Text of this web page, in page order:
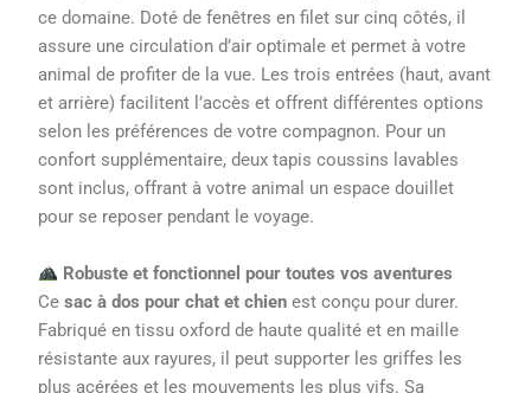
ce domaine. Doté de fenêtres en filet sur cinq côtés, il
assure une circulation d’air optimale et permet à votre
animal de profiter de la vue. Les trois entrées (haut, avant
et arrière) facilitent l’accès et offrent différentes options
selon les préférences de votre compagnon. Pour un
confort supplémentaire, deux tapis coussins lavables
sont inclus, offrant à votre animal un espace douillet
pour se reposer pendant le voyage.
Robuste et fonctionnel pour toutes vos aventures
Cesac à dos pour chat et chien est conçu pour durer.
Fabriqué en tissu oxford de haute qualité et en maille
résistante aux rayures, il peut supporter les griffes les
plus acérées et les mouvements les plus vifs. Sa